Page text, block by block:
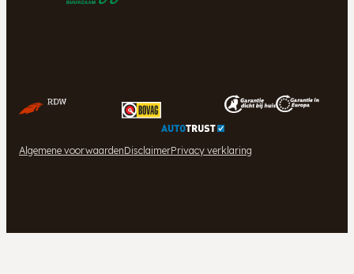
Algemene voorwaardenDisclaimerPrivacy verklaring